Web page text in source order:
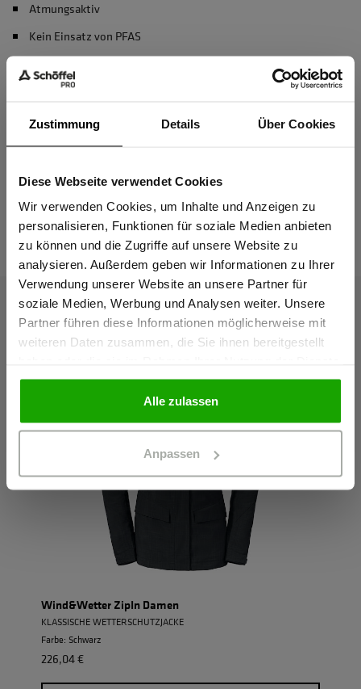
Zustimmung Details Über Cookies
Diese Webseite verwendet Cookies
Wir verwenden Cookies, um Inhalte und Anzeigen zu
personalisieren, Funktionen für soziale Medien anbieten
zu können und die Zugriffe auf unsere Website zu
analysieren. Außerdem geben wir Informationen zu Ihrer
Verwendung unserer Website an unsere Partner für
soziale Medien, Werbung und Analysen weiter. Unsere
Partner führen diese Informationen möglicherweise mit
weiteren Daten zusammen, die Sie ihnen bereitgestellt
gesammelt haben.
Alle zulassen
Anpassen
Atmungsaktiv
Kein Einsatz von PFAS
Passform
Das passt dazu
Wind&Wetter ZipIn Damen
KLASSISCHE WETTERSCHUTZJACKE
Farbe: Schwarz
226,04 €
Sind Sie
Gewerbetreibender?
Ich bestätige, dass ich Gewerbetreibender bin. Alle
Preise werden netto ausgewiesen.